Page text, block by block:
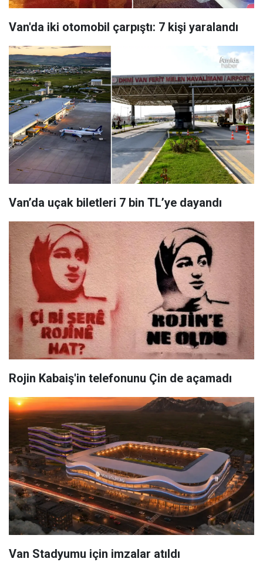
Van'da iki otomobil çarpıştı: 7 kişi yaralandı
Van’da uçak biletleri 7 bin TL’ye dayandı
Rojin Kabaiş'in telefonunu Çin de açamadı
Van Stadyumu için imzalar atıldı